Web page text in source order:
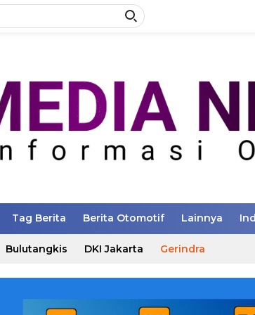
Tag Berita Berita Otomotif Lainnya
Bulutangkis DKI Jakarta Gerindra